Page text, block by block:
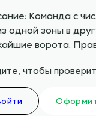
Команда с
одной зоны в
ворота.
чтобы